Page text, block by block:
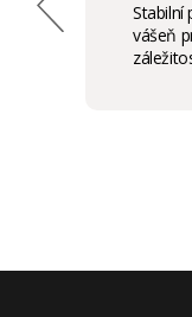
Stabilní
vášeň